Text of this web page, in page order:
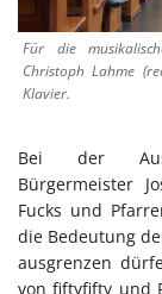
Für die
Christoph Lahme
Klavier.
Bei der
Bürgermeister
Fucks und
die Bedeutung
ausgrenzen
von fiftyfifty und